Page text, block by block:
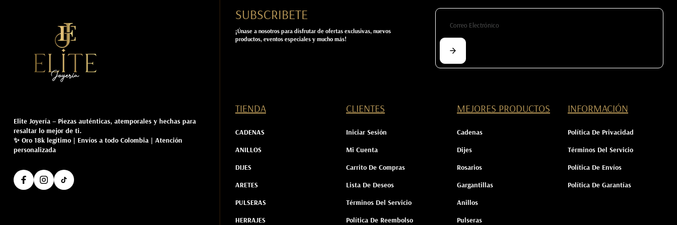
Elite Joyería – Piezas auténticas, atemporales y hechas para
resaltar lo mejor de ti.
✨ Oro 18k legítimo | Envíos a todo Colombia | Atención
personalizada
SUBSCRIBETE
¡Únase a nosotros para disfrutar de ofertas exclusivas, nuevos
productos, eventos especiales y mucho más!
TIENDA
CADENAS
ANILLOS
DIJES
ARETES
PULSERAS
HERRAJES
CLIENTES
Iniciar Sesión
Mi Cuenta
Carrito De Compras
Lista De Deseos
Términos Del Servicio
Política De Reembolso
MEJORES PRODUCTOS
Cadenas
Dijes
Rosarios
Gargantillas
Anillos
Pulseras
INFORMACIÓN
Política De Privacidad
Términos Del Servicio
Política De Envíos
Política De Garantías